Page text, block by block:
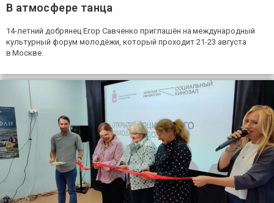
В атмосфере танца
14-летний добрянец Егор Савченко приглашён на международный
культурный форум молодёжи, который проходит 21-23 августа
в Москве.